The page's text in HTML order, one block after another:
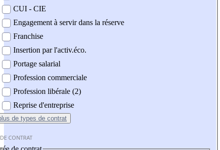
CUI - CIE
Engagement à servir dans la réserve
Franchise
Insertion par l'activ.éco.
Portage salarial
Profession commerciale
Profession libérale (2)
Reprise d'entreprise
de types de contrat
CONTRAT